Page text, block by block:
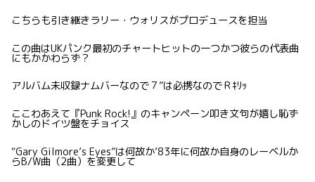
こちらも引き継きラリー・ウォリスがプロデュースを担当
この曲はUKパンク最初のチャートヒットの一つかつ彼らの代表曲
にもかかわらず？
アルバム未収録ナムバーなので７”は必携なのでＲｷﾘｯ
ここわあえて『Punk Rock!』のキャンペーン叩き文句が嬉し恥ず
かしのドイツ盤をチョイス
“Gary Gilmore’s Eyes”は何故か’83年に何故か自身のレーベルか
らB/W曲（2曲）を変更して